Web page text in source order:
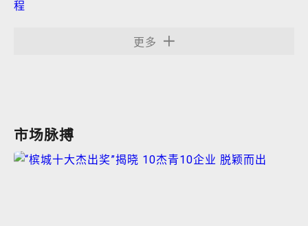
更多
市场脉搏